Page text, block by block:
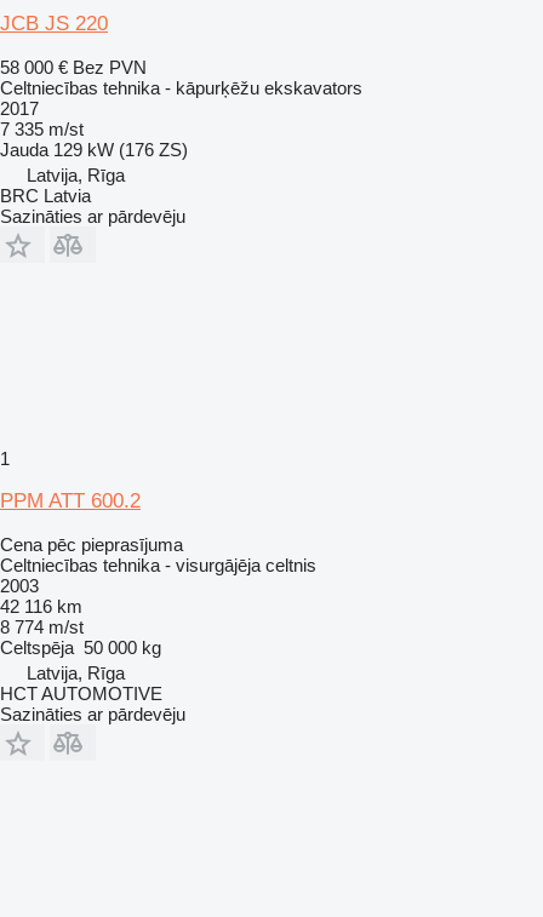
JCB JS 220
58 000 € Bez PVN
Celtniecības tehnika - kāpurķēžu ekskavators
2017
7 335 m/st
Jauda 129 kW (176 ZS)
Latvija, Rīga
BRC Latvia
Sazināties ar pārdevēju
1
PPM ATT 600.2
Cena pēc pieprasījuma
Celtniecības tehnika - visurgājēja celtnis
2003
42 116 km
8 774 m/st
Celtspēja 50 000 kg
Latvija, Rīga
HCT AUTOMOTIVE
Sazināties ar pārdevēju